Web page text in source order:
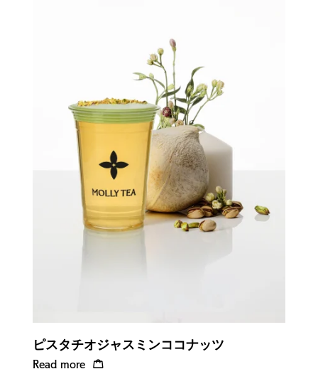
ピスタチオジャスミンココナッツ
Read more